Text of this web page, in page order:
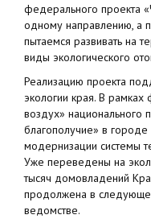
федерального проекта
одному направлению, а
пытаемся развивать на
виды экологического
Реализацию проекта
экологии края. В
воздух» национального
благополучие» в
модернизации системы
Уже переведены на
тысяч домовладений
продолжена в
ведомстве.